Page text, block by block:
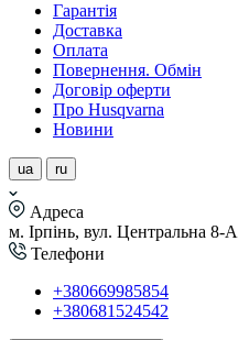
Гарантія
Доставка
Оплата
Повернення. Обмін
Договір оферти
Про Husqvarna
Новини
ua ru
Адреса
м. Ірпінь, вул. Центральна 8-А
Телефони
+380669985854
+380681524542